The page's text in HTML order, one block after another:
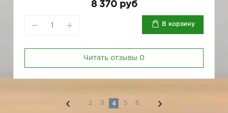
8 370 руб
В корзину
Читать отзывы 0
2 3 4 5 6